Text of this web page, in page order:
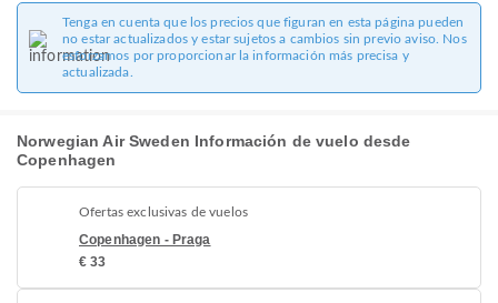
Tenga en cuenta que los precios que figuran en esta página pueden
no estar actualizados y estar sujetos a cambios sin previo aviso. Nos
esforzamos por proporcionar la información más precisa y
actualizada.
Norwegian Air Sweden Información de vuelo desde
Copenhagen
Ofertas exclusivas de vuelos
Copenhagen - Praga
€ 33